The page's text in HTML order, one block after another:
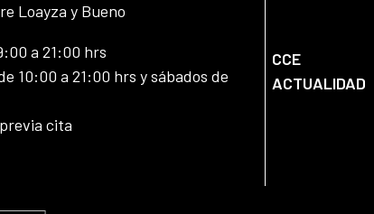
Loayza y Bueno
a 21:00 hrs
10:00 a 21:00 hrs y sábados de
cita
CCE
ACTUALIDAD